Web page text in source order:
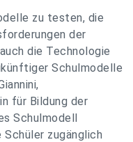
zu testen, die
der
die Technologie
Schulmodelle
für Bildung der
Schulmodell
zugänglich